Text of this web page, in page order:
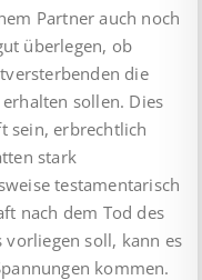
Partner auch noch
überlegen, ob
die
sollen. Dies
sein, erbrechtlich
stark
testamentarisch
nach dem Tod des
vorliegen soll, kann es
kommen.